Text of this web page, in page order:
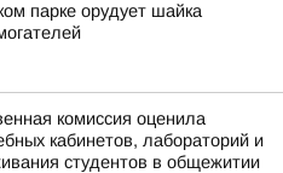
парке орудует шайка
комиссия оценила
кабинетов, лабораторий и
студентов в общежитии